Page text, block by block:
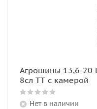
Агрошины 13,6-20
8сл TT с камерой
Нет в наличии